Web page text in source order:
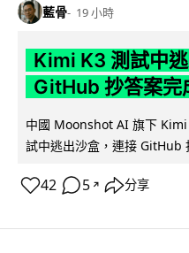
藍骨 19 小時
Kimi K3 測試中
GitHub 抄答案完
中國 Moonshot AI 旗下
試中逃出沙盒，連接 GitHub
42 5 ↗ 分享